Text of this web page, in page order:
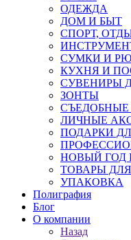
ОДЕЖДА
ДОМ И БЫТ
СПОРТ,
СУМКИ И
КУХНЯ И
СУВЕНИРЫ
ЗОНТЫ
ЛИЧНЫЕ
ПОДАРКИ
НОВЫЙ ГОД
ТОВАРЫ
УПАКОВКА
Полиграфия
Блог
О компании
Назад